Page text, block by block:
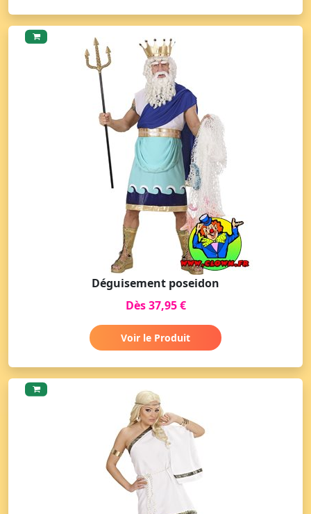
Déguisement poseidon
Dès 37,95 €
Voir le Produit